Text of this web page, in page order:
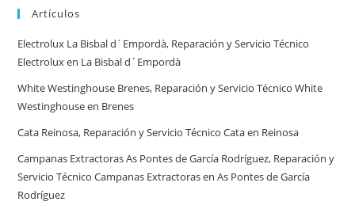
en
Artículos
Electrolux La Bisbal d´Empordà, Reparación y Servicio Técnico
Electrolux en La Bisbal d´Empordà
White Westinghouse Brenes, Reparación y Servicio Técnico White
Westinghouse en Brenes
Cata Reinosa, Reparación y Servicio Técnico Cata en Reinosa
Campanas Extractoras As Pontes de García Rodríguez, Reparación y
Servicio Técnico Campanas Extractoras en As Pontes de García
Rodríguez